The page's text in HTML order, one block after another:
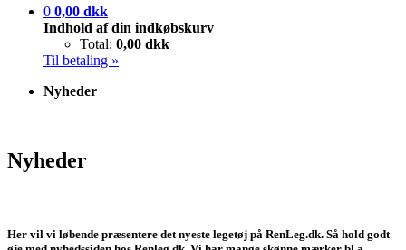
0 0,00 dkk
Indhold af din indkøbskurv
Total: 0,00 dkk
Til betaling »
Nyheder
Nyheder
Her vil vi løbende præsentere det nyeste legetøj på RenLeg.dk. Så hold godt